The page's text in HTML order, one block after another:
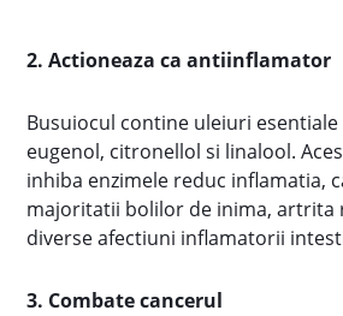
2. Actioneaza ca antiinflamator
Busuiocul contine uleiuri
eugenol, citronellol si linalool.
inhiba enzimele reduc inflamatia,
majoritatii bolilor de inima, artrita
diverse afectiuni inflamatorii
3. Combate cancerul